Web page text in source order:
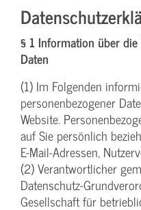
§ 1 Information über
Daten
(1) Im Folgenden
personenbezogener
Website.
auf Sie persönlich
E-Mail-Adressen,
(2) Verantwortlicher
Datenschutz-
Gesellschaft für